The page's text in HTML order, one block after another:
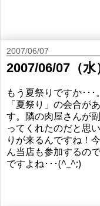
2007/06/07
2007/06/07（水
もう夏祭りですか･･
「夏祭り」の会合が
す。隣の肉屋さんが
ってくれたのだと思
りが来るんですね！
ん当店も参加するの
ですよね･･･(^_^;)